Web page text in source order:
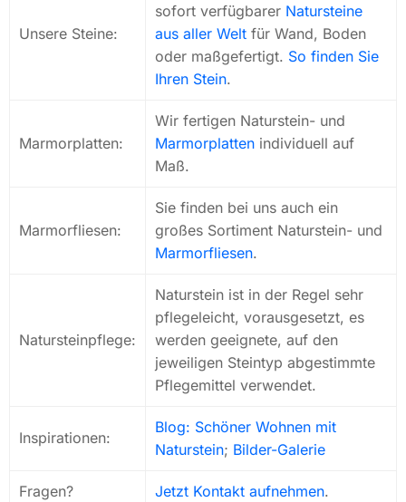
Unsere Steine:
sofort verfügbarer Natursteine
aus aller Welt für Wand, Boden
oder maßgefertigt. So finden Sie
Ihren Stein.
Marmorplatten:
Wir fertigen Naturstein- und
Marmorplatten individuell auf
Maß.
Marmorfliesen:
Sie finden bei uns auch ein
großes Sortiment Naturstein- und
Marmorfliesen.
Natursteinpflege:
Naturstein ist in der Regel sehr
pflegeleicht, vorausgesetzt, es
werden geeignete, auf den
jeweiligen Steintyp abgestimmte
Pflegemittel verwendet.
Inspirationen:
Blog: Schöner Wohnen mit
Naturstein; Bilder-Galerie
Fragen? Jetzt Kontakt aufnehmen.